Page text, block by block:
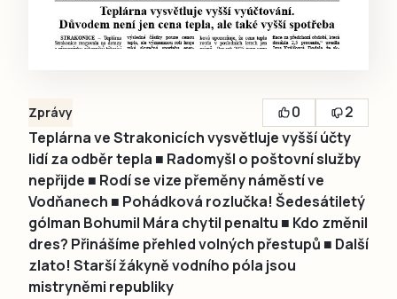
Zprávy 0
2
Teplárna ve Strakonicích vysvětluje vyšší účty
lidí za odběr tepla ■ Radomyšl o poštovní služby
nepřijde ■ Rodí se vize přeměny náměstí ve
Vodňanech ■ Pohádková rozlučka! Šedesátiletý
gólman Bohumil Mára chytil penaltu ■ Kdo změnil
dres? Přinášíme přehled volných přestupů ■ Další
zlato! Starší žákyně vodního póla jsou
mistryněmi republiky